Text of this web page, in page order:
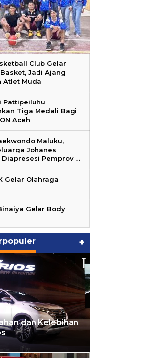
Club Gelar
Jadi Ajang
Atlet Muda
Pattipeiluhu
Tiga Medali Bagi
Aceh
Maluku,
Johanes
Diapresesi Pemprov …
Gelar Olahraga
Gelar Body
+
dan Kelebihan